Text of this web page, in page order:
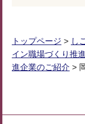
トップページ > し
イン職場づくり推
進企業のご紹介 >